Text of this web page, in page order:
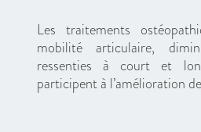
Les traitements
mobilité articulaire,
ressenties à court et
participent à l’amélioration